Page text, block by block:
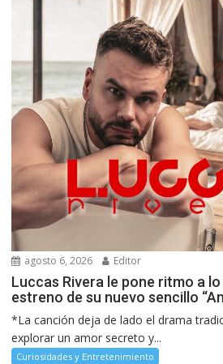
agosto 6, 2026 Editor
Luccas Rivera le pone ritmo a
estreno de su nuevo sencillo
*La canción deja de lado el drama
explorar un amor secreto y...
Curiosidades y Entretenimiento